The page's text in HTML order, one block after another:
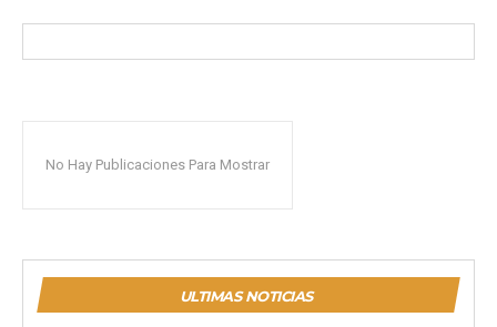
No Hay Publicaciones Para Mostrar
ULTIMAS NOTICIAS